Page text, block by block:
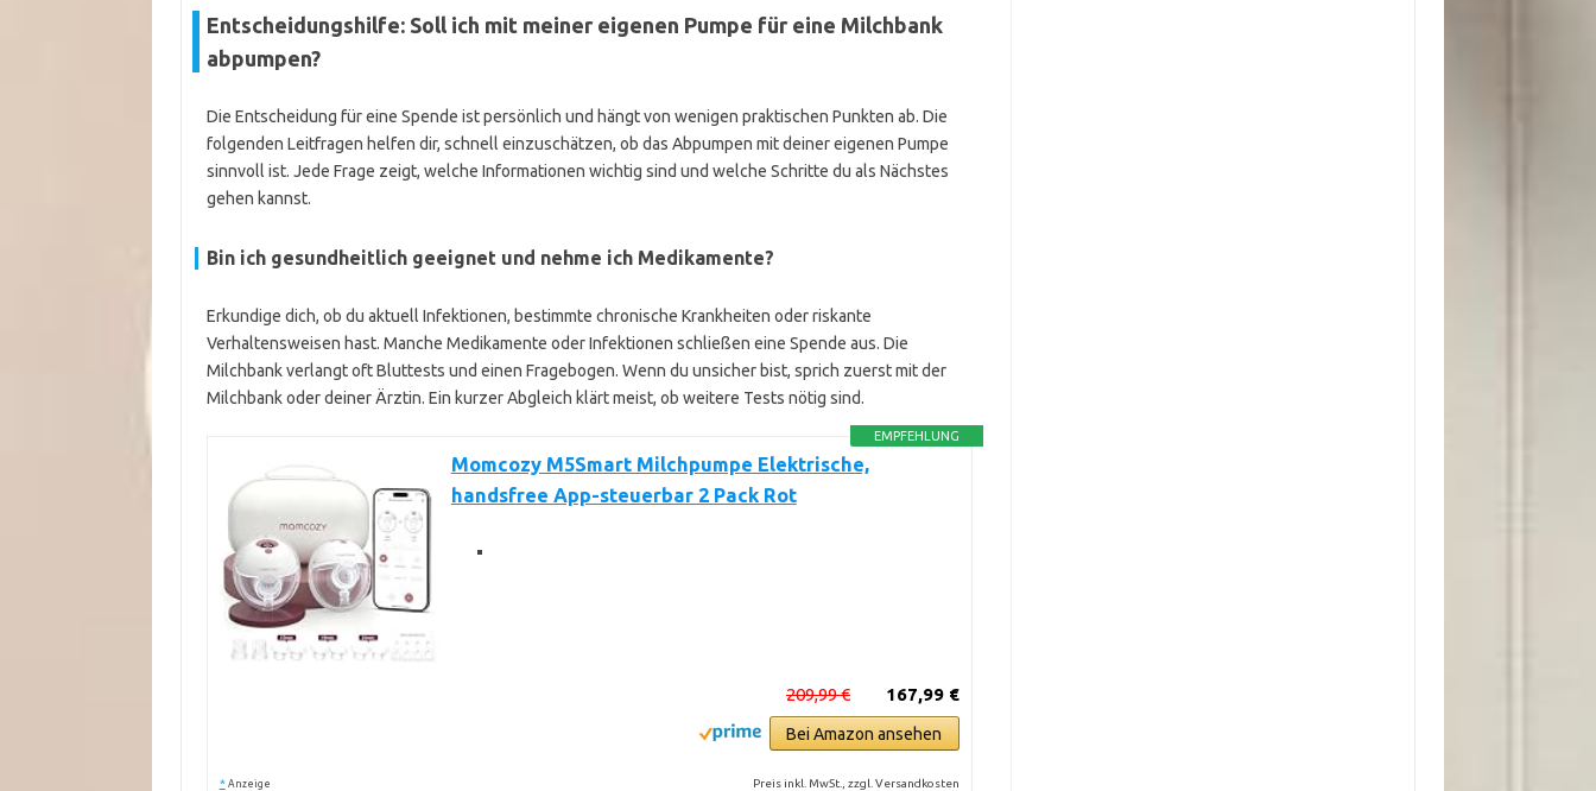
Entscheidungshilfe: Soll ich mit meiner eigenen Pumpe für eine Milchbank
abpumpen?
Die Entscheidung für eine Spende ist persönlich und hängt von wenigen praktischen Punkten ab. Die
folgenden Leitfragen helfen dir, schnell einzuschätzen, ob das Abpumpen mit deiner eigenen Pumpe
sinnvoll ist. Jede Frage zeigt, welche Informationen wichtig sind und welche Schritte du als Nächstes
gehen kannst.
Bin ich gesundheitlich geeignet und nehme ich Medikamente?
Erkundige dich, ob du aktuell Infektionen, bestimmte chronische Krankheiten oder riskante
Verhaltensweisen hast. Manche Medikamente oder Infektionen schließen eine Spende aus. Die
Milchbank verlangt oft Bluttests und einen Fragebogen. Wenn du unsicher bist, sprich zuerst mit der
Milchbank oder deiner Ärztin. Ein kurzer Abgleich klärt meist, ob weitere Tests nötig sind.
EMPFEHLUNG
Momcozy M5Smart Milchpumpe Elektrische,
handsfree App-steuerbar 2 Pack Rot
167,99 €
209,99 €
Bei Amazon ansehen
* Anzeige Preis inkl. MwSt., zzgl. Versandkosten